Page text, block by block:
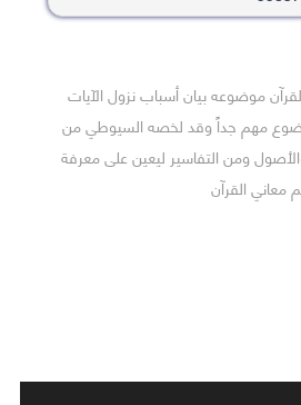
موضوعه بيان أسباب نزول الآيات
مهم جداً وقد لخصه السيوطي من
ومن التفاسير ليعين على معرفة
معاني القرآن